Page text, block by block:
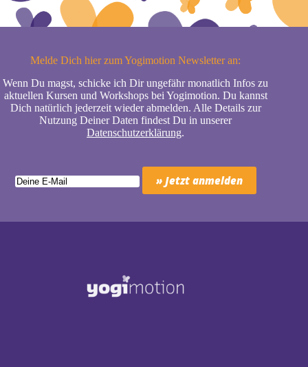
Melde Dich hier zum Yogimotion Newsletter an:
Wenn Du magst, schicke ich Dir ungefähr monatlich Infos zu
aktuellen Kursen und Workshops bei Yogimotion. Du kannst
Dich natürlich jederzeit wieder abmelden. Alle Details zur
Nutzung Deiner Daten findest Du in unserer
Datenschutzerklärung.